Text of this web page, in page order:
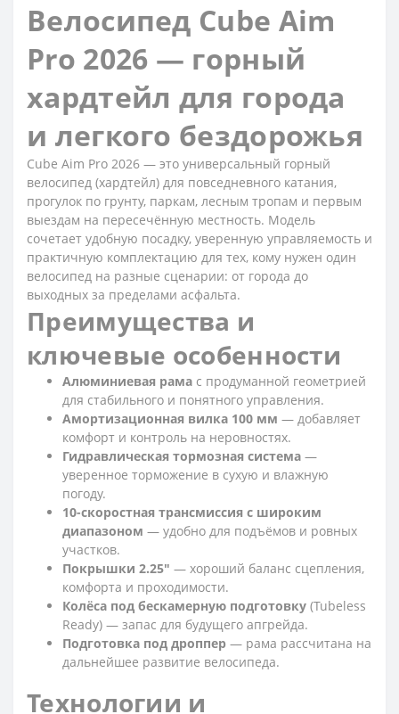
Велосипед Cube Aim
Pro 2026 — горный
хардтейл для города
и легкого бездорожья
Cube Aim Pro 2026 — это универсальный горный
велосипед (хардтейл) для повседневного катания,
прогулок по грунту, паркам, лесным тропам и первым
выездам на пересечённую местность. Модель
сочетает удобную посадку, уверенную управляемость и
практичную комплектацию для тех, кому нужен один
велосипед на разные сценарии: от города до
выходных за пределами асфальта.
Преимущества и
ключевые особенности
Алюминиевая рама с продуманной геометрией
для стабильного и понятного управления.
Амортизационная вилка 100 мм — добавляет
комфорт и контроль на неровностях.
Гидравлическая тормозная система —
уверенное торможение в сухую и влажную
погоду.
10-скоростная трансмиссия с широким
диапазоном — удобно для подъёмов и ровных
участков.
Покрышки 2.25" — хороший баланс сцепления,
комфорта и проходимости.
Колёса под бескамерную подготовку (Tubeless
Ready) — запас для будущего апгрейда.
Подготовка под дроппер — рама рассчитана на
дальнейшее развитие велосипеда.
Технологии и